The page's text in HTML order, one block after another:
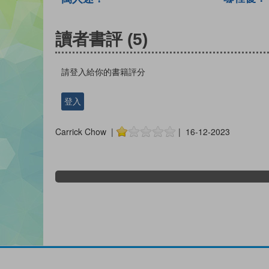
讀者書評 (5)
請登入給你的書籍評分
登入
Carrick Chow | | 16-12-2023